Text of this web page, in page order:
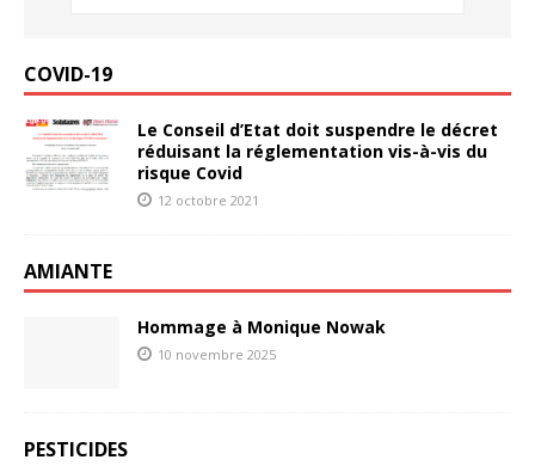
COVID-19
Le Conseil d’Etat doit suspendre le décret
réduisant la réglementation vis-à-vis du
risque Covid
12 octobre 2021
AMIANTE
Hommage à Monique Nowak
10 novembre 2025
PESTICIDES